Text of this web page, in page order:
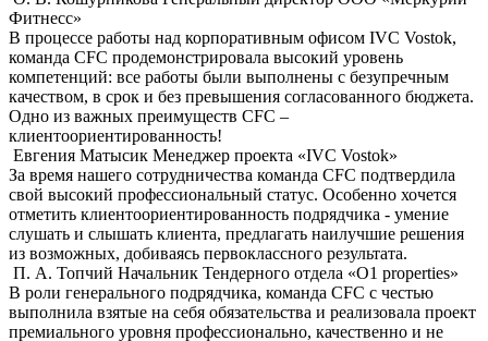
Фитнесс»
В процессе работы над корпоративным офисом IVC Vostok,
команда СFС продемонстрировала высокий уровень
компетенций: все работы были выполнены с безупречным
качеством, в срок и без превышения согласованного бюджета.
Одно из важных преимуществ СFС –
клиентоориентированность!
Евгения Матысик Менеджер проекта «IVC Vostok»
За время нашего сотрудничества команда CFC подтвердила
свой высокий профессиональный статус. Особенно хочется
отметить клиентоориентированность подрядчика - умение
слушать и слышать клиента, предлагать наилучшие решения
из возможных, добиваясь первоклассного результата.
П. А. Топчий Начальник Тендерного отдела «О1 properties»
В роли генерального подрядчика, команда CFC с честью
выполнила взятые на себя обязательства и реализовала проект
премиального уровня профессионально, качественно и не